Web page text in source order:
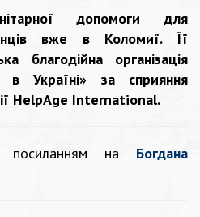
допомоги для
вже в Коломиї. Її
благодійна організація
в Україні» за сприяння
HelpAge International.
на Богдана